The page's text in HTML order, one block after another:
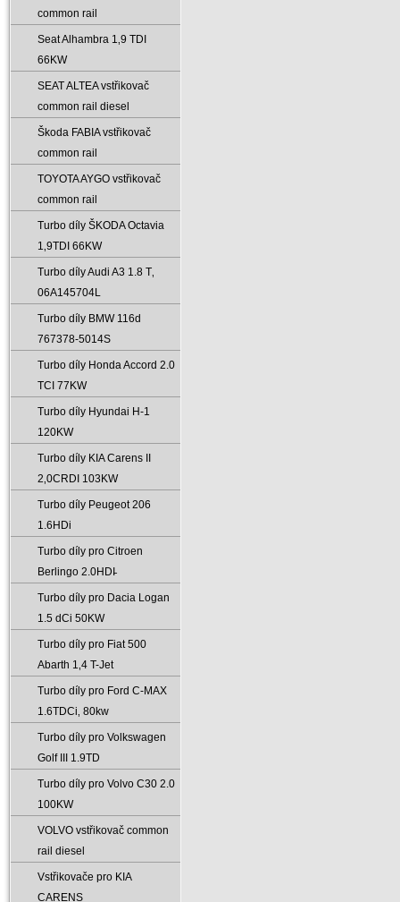
common rail
Seat Alhambra 1‚9 TDI
66KW
SEAT ALTEA vstřikovač
common rail diesel
Škoda FABIA vstřikovač
common rail
TOYOTA AYGO vstřikovač
common rail
Turbo díly ŠKODA Octavia
1‚9TDI 66KW
Turbo díly Audi A3 1.8 T‚
06A145704L
Turbo díly BMW 116d
767378-5014S
Turbo díly Honda Accord 2.0
TCI 77KW
Turbo díly Hyundai H-1
120KW
Turbo díly KIA Carens II
2‚0CRDI 103KW
Turbo díly Peugeot 206
1.6HDi
Turbo díly pro Citroen
Berlingo 2.0HDI̵
Turbo díly pro Dacia Logan
1.5 dCi 50KW
Turbo díly pro Fiat 500
Abarth 1‚4 T-Jet
Turbo díly pro Ford C-MAX
1.6TDCi‚ 80kw
Turbo díly pro Volkswagen
Golf III 1.9TD
Turbo díly pro Volvo C30 2.0
100KW
VOLVO vstřikovač common
rail diesel
Vstřikovače pro KIA
CARENS